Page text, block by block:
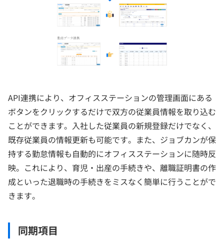
API連携により、オフィスステーションの管理画面にある
ボタンをクリックするだけで双方の従業員情報を取り込む
ことができます。入社した従業員の新規登録だけでなく、
既存従業員の情報更新も可能です。また、ジョブカンが保
持する勤怠情報も自動的にオフィスステーションに随時反
映。これにより、育児・出産の手続きや、離職証明書の作
成といった退職時の手続きをミスなく簡単に行うことがで
きます。
同期項目